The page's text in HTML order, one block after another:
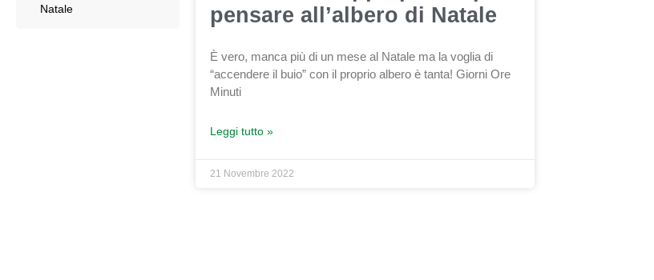
Natale
pensare all’albero di Natale
È vero, manca più di un mese al Natale ma la voglia di
“accendere il buio” con il proprio albero è tanta! Giorni Ore
Minuti
Leggi tutto »
21 Novembre 2022